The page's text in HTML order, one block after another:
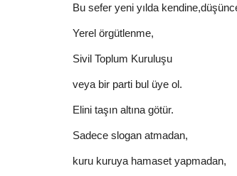
Bu sefer yeni yılda
Yerel örgütlenme,
Sivil Toplum Kuruluşu
veya bir parti bul üye ol.
Elini taşın altına götür.
Sadece slogan atmadan,
kuru kuruya hamaset yapmadan,